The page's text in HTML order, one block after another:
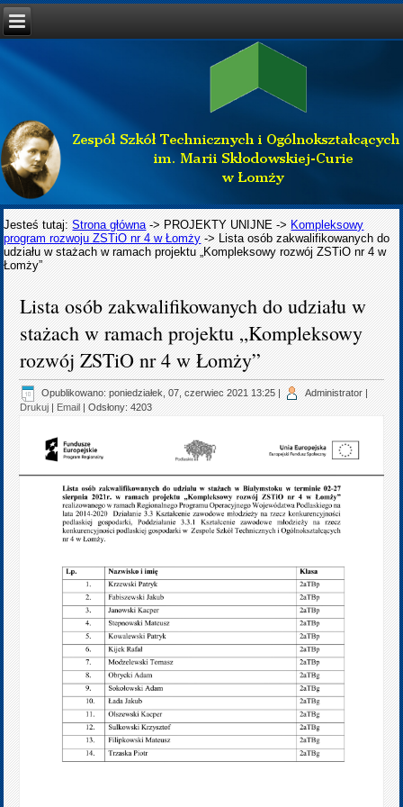
Jesteś tutaj:Strona główna -> PROJEKTY UNIJNE -> Kompleksowy
program rozwoju ZSTiO nr 4 w Łomży ->
Lista osób zakwalifikowanych do
udziału w stażach w ramach projektu „Kompleksowy rozwój ZSTiO nr 4 w
Łomży”
Lista osób zakwalifikowanych do udziału w
stażach w ramach projektu „Kompleksowy
rozwój ZSTiO nr 4 w Łomży”
Opublikowano: poniedziałek, 07, czerwiec 2021 13:25 | Administrator |
Drukuj | Email | Odsłony: 4203